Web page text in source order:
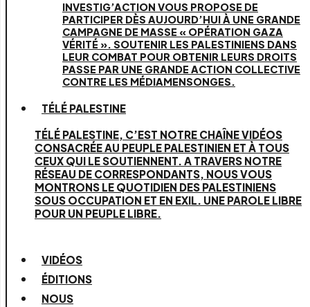
INVESTIG’ACTION VOUS PROPOSE DE
PARTICIPER DÈS AUJOURD’HUI À UNE GRANDE
CAMPAGNE DE MASSE « OPÉRATION GAZA
VÉRITÉ ». SOUTENIR LES PALESTINIENS DANS
LEUR COMBAT POUR OBTENIR LEURS DROITS
PASSE PAR UNE GRANDE ACTION COLLECTIVE
CONTRE LES MÉDIAMENSONGES.
TÉLÉ PALESTINE
TÉLÉ PALESTINE, C’EST NOTRE CHAÎNE VIDÉOS
CONSACRÉE AU PEUPLE PALESTINIEN ET À TOUS
CEUX QUI LE SOUTIENNENT. A TRAVERS NOTRE
RÉSEAU DE CORRESPONDANTS, NOUS VOUS
MONTRONS LE QUOTIDIEN DES PALESTINIENS
SOUS OCCUPATION ET EN EXIL. UNE PAROLE LIBRE
POUR UN PEUPLE LIBRE.
VIDÉOS
ÉDITIONS
NOUS